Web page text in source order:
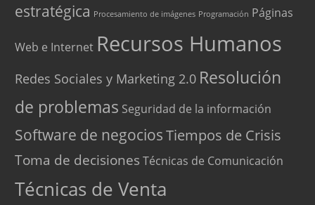
estratégica Procesamiento de imágenes Programación Páginas
Web e Internet Recursos Humanos
Redes Sociales y Marketing 2.0 Resolución
de problemas Seguridad de la información
Software de negociosTiempos de Crisis
Toma de decisiones Técnicas de Comunicación
Técnicas de Venta